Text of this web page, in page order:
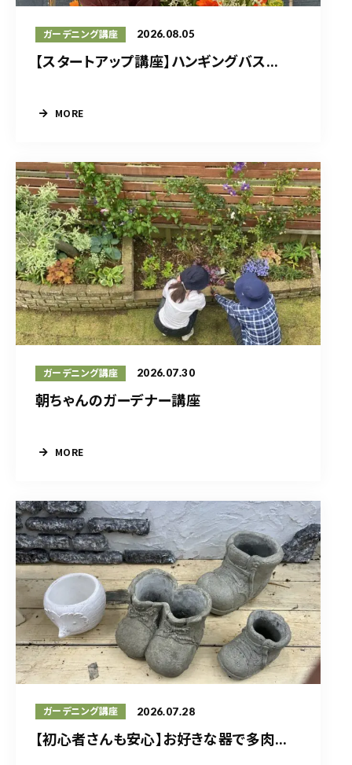
ガーデニング講座 2026.08.05
【スタートアップ講座】ハンギングバス...
MORE
ガーデニング講座 2026.07.30
朝ちゃんのガーデナー講座
MORE
ガーデニング講座 2026.07.28
【初心者さんも安心】お好きな器で多肉...